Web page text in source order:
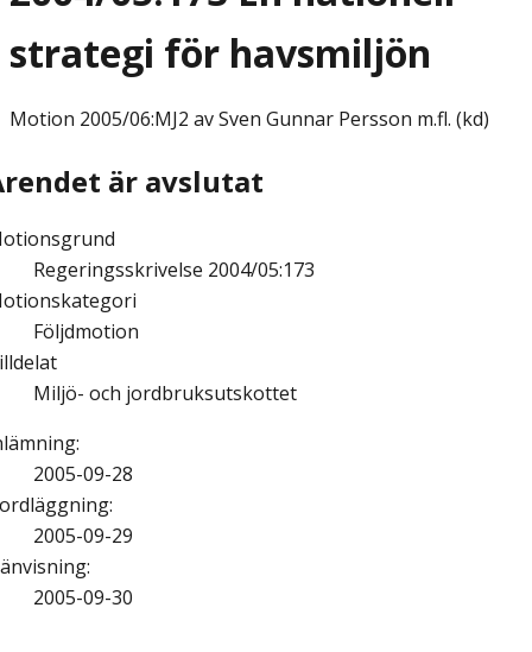
strategi för havsmiljön
Motion 2005/06:MJ2 av Sven Gunnar Persson m.fl. (kd)
är avslutat
Regeringsskrivelse 2004/05:173
Följdmotion
Miljö- och jordbruksutskottet
:
2005-09-28
:
2005-09-29
:
2005-09-30